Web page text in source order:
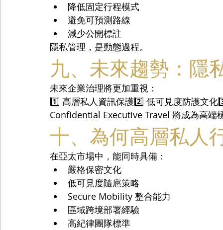
降低固定行程模式
避免可預測路線
減少公開標註
隱私管理，是動態過程。
九、未來趨勢：隱
未來企業治理將更加重視：
1️⃣ 高層私人資訊保護2️⃣ 低可見度防護文
Confidential Executive Travel 將成為高端
十、為何高層私人
在亞太市場中，能同時具備：
嚴格保密文化
低可見度隨扈策略
Secure Mobility 整合能力
區域跨境部署經驗
高紀律團隊標準